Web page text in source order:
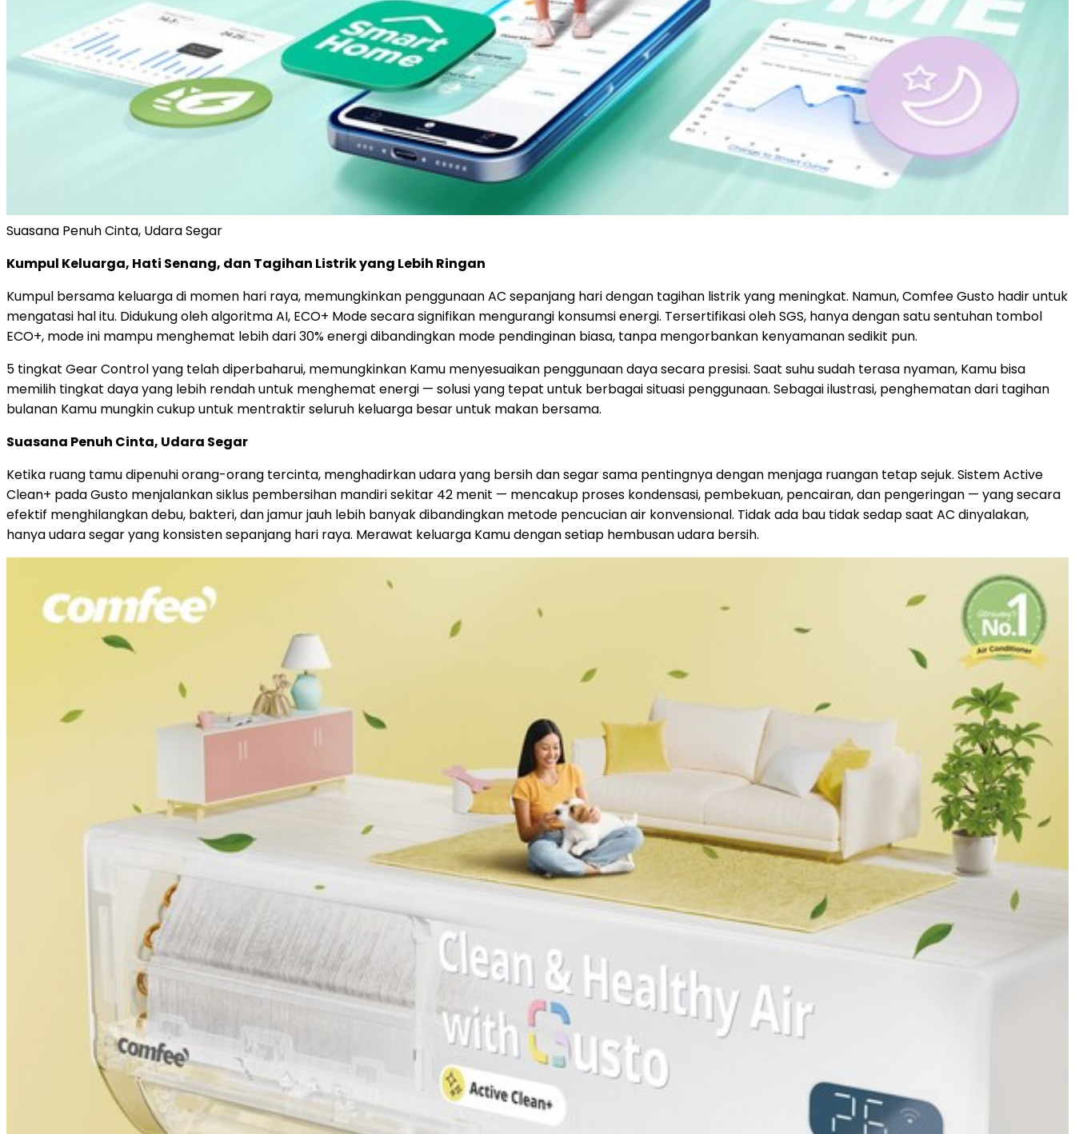
Suasana Penuh Cinta, Udara Segar
Kumpul Keluarga, Hati Senang, dan Tagihan Listrik yang Lebih Ringan
Kumpul bersama keluarga di momen hari raya, memungkinkan penggunaan AC sepanjang hari dengan tagihan listrik yang meningkat. Namun, Comfee Gusto hadir untuk
mengatasi hal itu. Didukung oleh algoritma AI, ECO+ Mode secara signifikan mengurangi konsumsi energi. Tersertifikasi oleh SGS, hanya dengan satu sentuhan tombol
ECO+, mode ini mampu menghemat lebih dari 30% energi dibandingkan mode pendinginan biasa, tanpa mengorbankan kenyamanan sedikit pun.
5 tingkat Gear Control yang telah diperbaharui, memungkinkan Kamu menyesuaikan penggunaan daya secara presisi. Saat suhu sudah terasa nyaman, Kamu bisa
memilih tingkat daya yang lebih rendah untuk menghemat energi — solusi yang tepat untuk berbagai situasi penggunaan. Sebagai ilustrasi, penghematan dari tagihan
bulanan Kamu mungkin cukup untuk mentraktir seluruh keluarga besar untuk makan bersama.
Suasana Penuh Cinta, Udara Segar
Ketika ruang tamu dipenuhi orang-orang tercinta, menghadirkan udara yang bersih dan segar sama pentingnya dengan menjaga ruangan tetap sejuk. Sistem Active
Clean+ pada Gusto menjalankan siklus pembersihan mandiri sekitar 42 menit — mencakup proses kondensasi, pembekuan, pencairan, dan pengeringan — yang secara
efektif menghilangkan debu, bakteri, dan jamur jauh lebih banyak dibandingkan metode pencucian air konvensional. Tidak ada bau tidak sedap saat AC dinyalakan,
hanya udara segar yang konsisten sepanjang hari raya. Merawat keluarga Kamu dengan setiap hembusan udara bersih.